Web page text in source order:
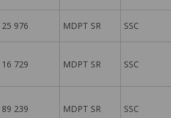
25 976 MDPT SR SSC
16 729 MDPT SR SSC
89 239 MDPT SR SSC